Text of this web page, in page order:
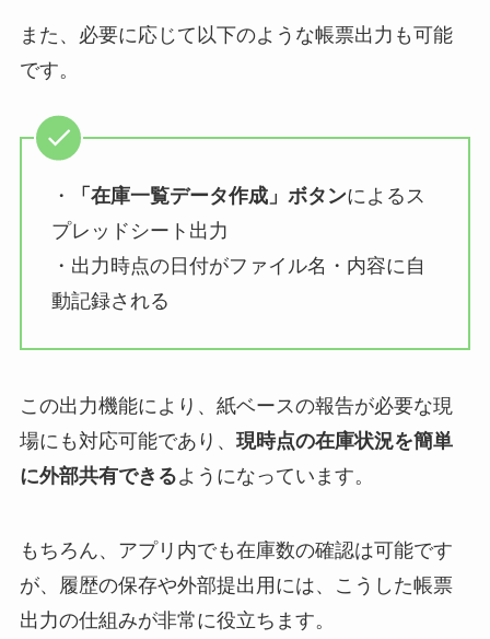
また、必要に応じて以下のような帳票出力も可能
です。
・ 「在庫一覧データ作成」ボタンによるス
プレッドシート出力
・出力時点の日付がファイル名・内容に自
動記録される
この出力機能により、紙ベースの報告が必要な現
場にも対応可能であり、 現時点の在庫状況を簡単
に外部共有できるようになっています。
もちろん、アプリ内でも在庫数の確認は可能です
が、履歴の保存や外部提出用には、こうした帳票
出力の仕組みが非常に役立ちます。